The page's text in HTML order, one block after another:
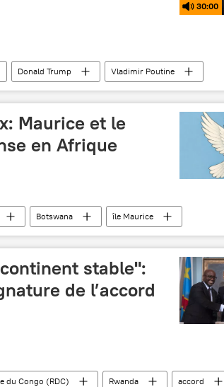
30:00
Donald Trump
Vladimir Poutine
Ukraine plan de paix
OTAN
Maurice et le
en Afrique
Botswana île Maurice
stable":
de l’accord
du Congo (RDC) Rwanda accord